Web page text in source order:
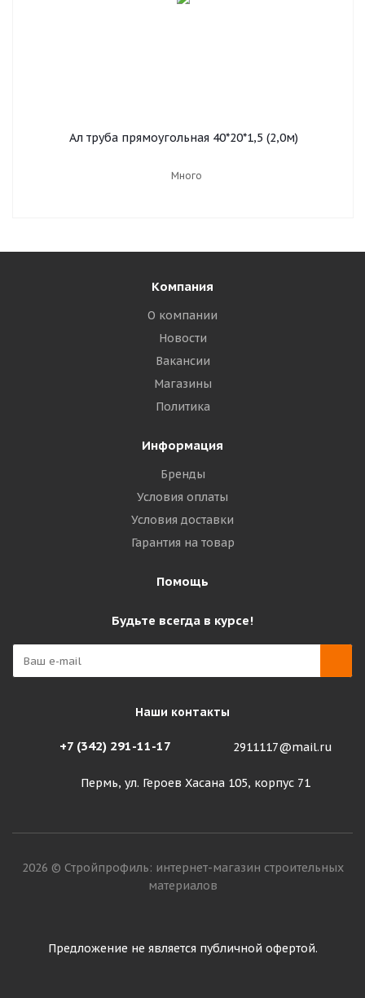
Ал труба прямоугольная 40*20*1,5 (2,0м)
Много
Компания
О компании
Новости
Вакансии
Магазины
Политика
Информация
Бренды
Условия оплаты
Условия доставки
Гарантия на товар
Помощь
Будьте всегда в курсе!
Наши контакты
+7 (342) 291-11-17 2911117@mail.ru
Пермь, ул. Героев Хасана 105, корпус 71
2026 © Стройпрофиль: интернет-магазин строительных
материалов
Предложение не является публичной офертой.